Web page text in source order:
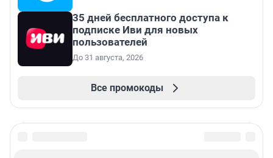
35 дней бесплатного доступа к
подписке Иви для новых
пользователей
До 31 августа, 2026
Все промокоды